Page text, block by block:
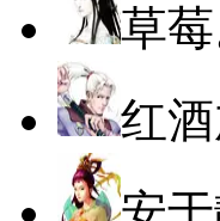
草莓
红